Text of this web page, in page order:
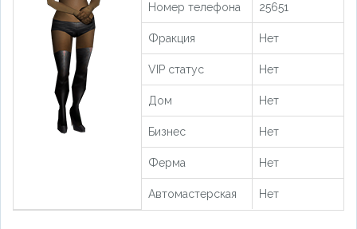
Номер телефона 25651
Фракция Нет
VIP статус Нет
Дом Нет
Бизнес Нет
Ферма Нет
Автомастерская Нет